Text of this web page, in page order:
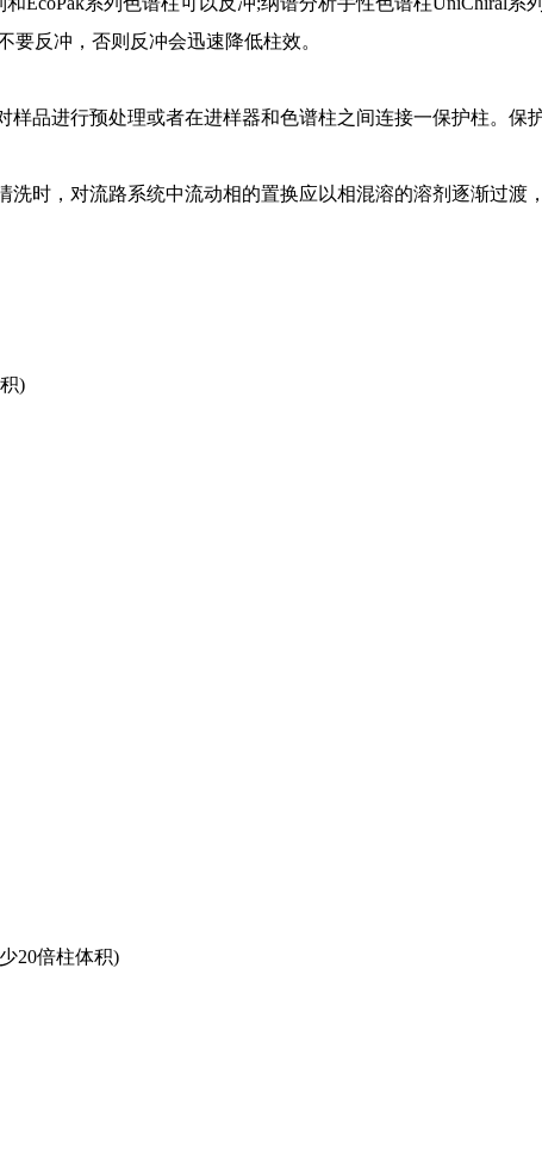
要反冲，否则反冲会迅速降低柱效。
进行预处理或者在进样器和色谱柱之间连接一保护柱。保
，对流路系统中流动相的置换应以相混溶的溶剂逐渐过渡
)
20倍柱体积)